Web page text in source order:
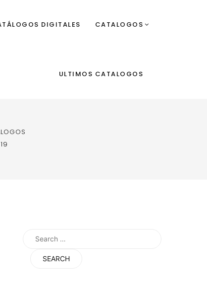
DIGITALES CATALOGOS
ULTIMOS CATALOGOS
Search